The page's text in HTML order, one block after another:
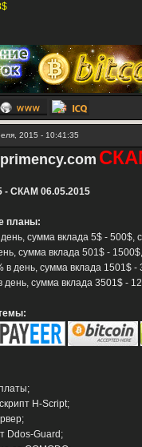
2015 - 10:41:35
- СКАМ 06.05.2015
планы:
сумма вклада 5$ - 500$,
сумма вклада 501$ -
в день, сумма вклада 1501$ -
день, сумма вклада 3501$ -
H-Script;
Ddos-Guard;